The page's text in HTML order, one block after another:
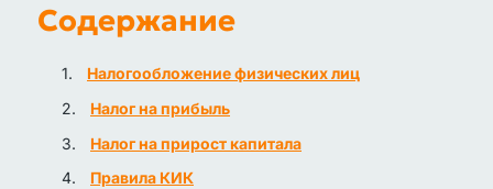
Содержание
Налогообложение физических лиц
Налог на прибыль
Налог на прирост капитала
Правила КИК